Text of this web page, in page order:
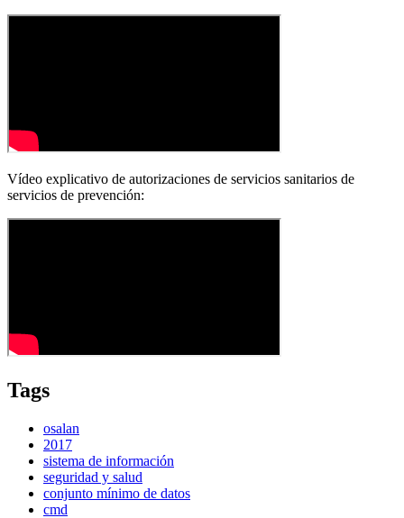
Vídeo explicativo de autorizaciones de servicios sanitarios de
servicios de prevención:
Tags
osalan
2017
sistema de información
seguridad y salud
conjunto mínimo de datos
cmd